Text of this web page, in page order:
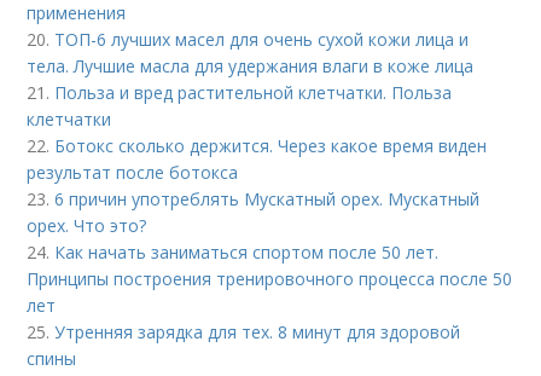
применения
20. ТОП-6 лучших масел для очень сухой кожи лица и
тела. Лучшие масла для удержания влаги в коже лица
21. Польза и вред растительной клетчатки. Польза
клетчатки
22. Ботокс сколько держится. Через какое время виден
результат после ботокса
23.6 причин употреблять Мускатный орех. Мускатный
орех. Что это?
24. Как начать заниматься спортом после 50 лет.
Принципы построения тренировочного процесса после 50
лет
25.Утренняя зарядка для тех. 8 минут для здоровой
спины